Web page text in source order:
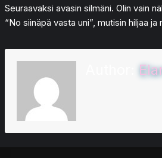
Seuraavaksi avasin silmäni. Olin vain
“No siinäpä vasta uni”, mutisin hiljaa